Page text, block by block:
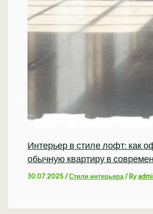
Интерьер в стиле лофт: как
обычную квартиру в
30.07.2025/Стили интерьера/ By